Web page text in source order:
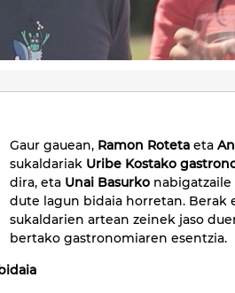
Gaur gauean, Ramon Roteta eta
sukaldariak Uribe Kostako
dira, eta Unai Basurko
dute lagun bidaia horretan. Berak
sukaldarien artean zeinek jaso
bertako gastronomiaren esentzia.